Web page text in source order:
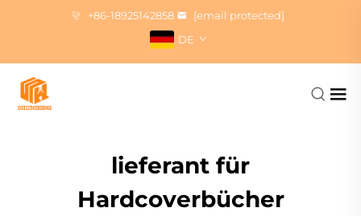
+86-18925142858
[email protected]
DE
lieferant für
Hardcoverbücher